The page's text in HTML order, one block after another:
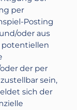
per
Posting
oder aus
potentiellen
der per
sein,
sich der